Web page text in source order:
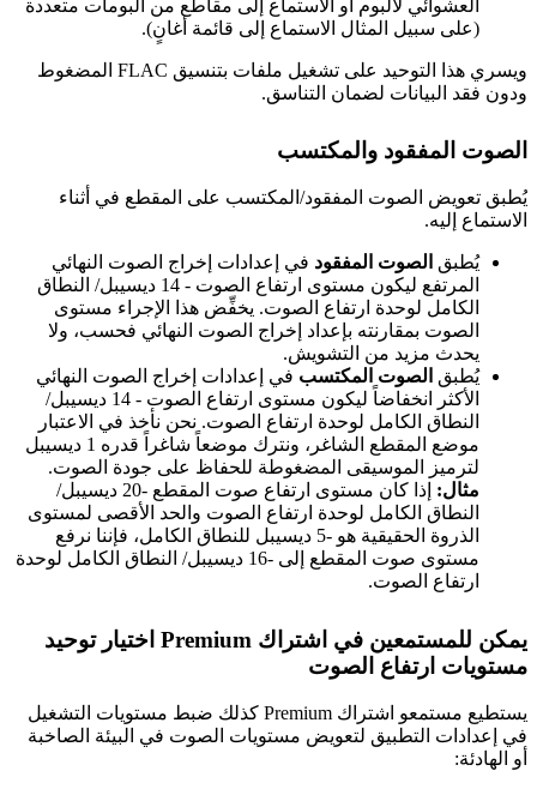
العشوائي لألبوم أو الاستماع إلى مقاطع من ألبومات متعددة
(على سبيل المثال الاستماع إلى قائمة أغانٍ).
ويسري هذا التوحيد على تشغيل ملفات بتنسيق FLAC المضغوط
ودون فقد البيانات لضمان التناسق.
الصوت المفقود والمكتسب
يُطبق تعويض الصوت المفقود/المكتسب على المقطع في أثناء
الاستماع إليه.
يُطبق الصوت المفقود في إعدادات إخراج الصوت النهائي
المرتفع ليكون مستوى ارتفاع الصوت - 14 ديسيبل/ النطاق
الكامل لوحدة ارتفاع الصوت. يخفِّض هذا الإجراء مستوى
الصوت بمقارنته بإعداد إخراج الصوت النهائي فحسب، ولا
يحدث مزيد من التشويش.
يُطبق الصوت المكتسب في إعدادات إخراج الصوت النهائي
الأكثر انخفاضاً ليكون مستوى ارتفاع الصوت - 14 ديسيبل/
النطاق الكامل لوحدة ارتفاع الصوت. نحن نأخذ في الاعتبار
موضع المقطع الشاغر، ونترك موضعاً شاغراً قدره 1 ديسيبل
لترميز الموسيقى المضغوطة للحفاظ على جودة الصوت.
مثال:
إذا كان مستوى ارتفاع صوت المقطع -20 ديسيبل/
النطاق الكامل لوحدة ارتفاع الصوت والحد الأقصى لمستوى
الذروة الحقيقية هو -5 ديسيبل للنطاق الكامل، فإننا نرفع
مستوى صوت المقطع إلى -16 ديسيبل/ النطاق الكامل لوحدة
ارتفاع الصوت.
يمكن للمستمعين في اشتراك Premium اختيار توحيد
مستويات ارتفاع الصوت
يستطيع مستمعو اشتراك Premium كذلك ضبط مستويات التشغيل
في إعدادات التطبيق لتعويض مستويات الصوت في البيئة الصاخبة
أو الهادئة: